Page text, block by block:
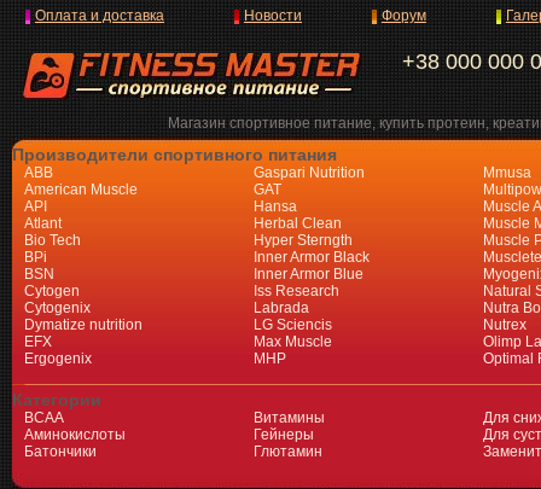
Магазин спортивное питание, купить протеин,
+38 000 000
Оплата и доставка Новости Форум
Производители спортивного питания
ABB
American Muscle
API
Atlant
Bio Tech
BPi
BSN
Cytogen
Cytogenix
Dymatize nutrition
EFX
Ergogenix
Gaspari Nutrition
GAT
Hansa
Herbal Clean
Hyper Sterngth
Inner Armor Black
Inner Armor Blue
Iss Research
Labrada
LG Sciencis
Max Muscle
MHP
Mmusa
Muscle
Muscle
Muscle
Natural
Nutra
Nutrex
Olimp
Optimal
Категории
BCAA
Аминокислоты
Батончики
Витамины
Гейнеры
Глютамин
Для
Для